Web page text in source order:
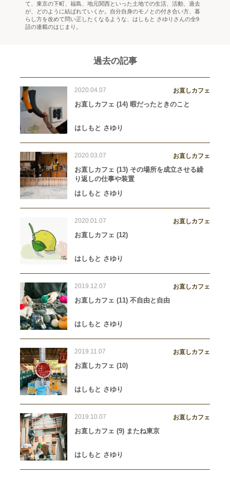
て、東京の下町、福島、地元関西といった土地での生活、活動、過去
が、どのように結ばれていくか。自分自身のモノとの付き合い方、暮
らし方を改めて問い正したくなるような、はしもと さゆりさんの全9
話の連載のはじまり。
過去の記事
2020.04.07 お直しカフェ
お直しカフェ (14) 暇だったときのこと
はしもと さゆり
2020.03.07 お直しカフェ
お直しカフェ (13) その場所を成立させる繰
り返しの仕事や装置
はしもと さゆり
2020.01.07 お直しカフェ
お直しカフェ (12)
はしもと さゆり
2019.12.07 お直しカフェ
お直しカフェ (11) 不自由と自由
はしもと さゆり
2019.11.07 お直しカフェ
お直しカフェ (10)
はしもと さゆり
2019.10.07 お直しカフェ
お直しカフェ (9) またね東京
はしもと さゆり